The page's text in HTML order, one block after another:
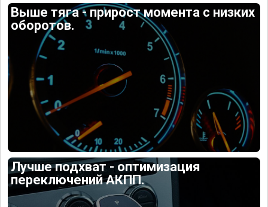
Выше тяга - прирост момента с низких
оборотов.
Лучше подхват - оптимизация
переключений АКПП.